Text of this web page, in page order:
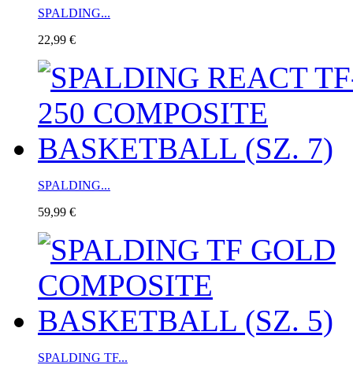
SPALDING...
22,99 €
SPALDING...
59,99 €
SPALDING TF...